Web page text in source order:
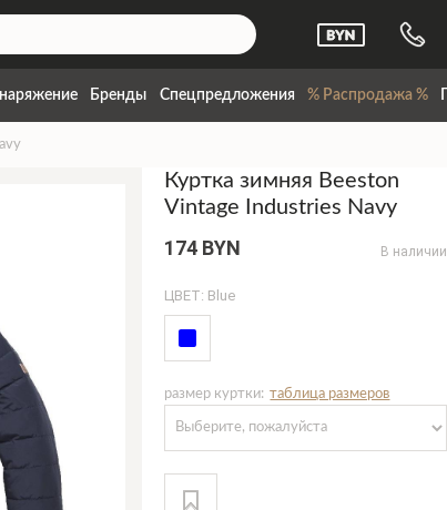
Бренды Спецпредложения % Распродажа %
Куртка зимняя Beeston
Vintage Industries Navy
174 BYN В наличии
ЦВЕТ: Blue
размер куртки: таблица размеров